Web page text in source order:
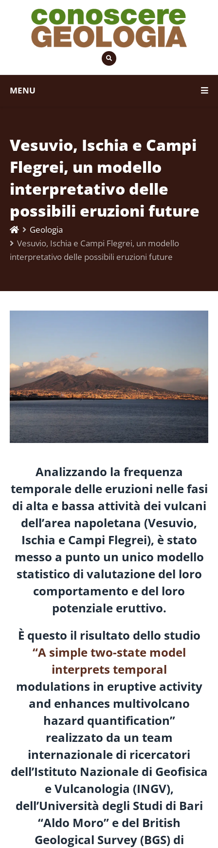
MENU
Vesuvio, Ischia e Campi
Flegrei, un modello
interpretativo delle
possibili eruzioni future
Geologia
Vesuvio, Ischia e Campi Flegrei, un modello
interpretativo delle possibili eruzioni future
Analizzando la frequenza
temporale delle eruzioni nelle fasi
di alta e bassa attività dei vulcani
dell’area napoletana (Vesuvio,
Ischia e Campi Flegrei), è stato
messo a punto un unico modello
statistico di valutazione del loro
comportamento e del loro
potenziale eruttivo.
È questo il risultato dello studio
“A simple two-state model
interprets temporal
modulations in eruptive activity
and enhances multivolcano
hazard quantification”
realizzato da un team
internazionale di ricercatori
dell’Istituto Nazionale di Geofisica
e Vulcanologia (INGV),
dell’Università degli Studi di Bari
“Aldo Moro” e del British
Geological Survey (BGS) di